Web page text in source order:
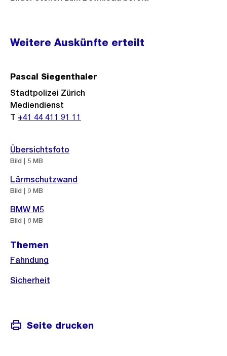
Weitere
Informationen
Weitere Auskünfte erteilt
Pascal Siegenthaler
Stadtpolizei Zürich
Mediendienst
T +41 44 411 91 11
Übersichtsfoto
Bild | 5 MB
Lärmschutzwand
Bild | 9 MB
BMW M5
Bild | 8 MB
Themen
Fahndung
Sicherheit
Seite drucken